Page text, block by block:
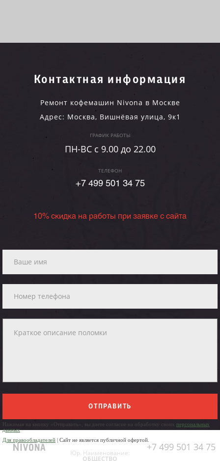
Контактная информация
Ремонт кофемашин Nivona в Москве
Адрес: Москва, Вишнёвая улица, 9к1
ГРАФИК РАБОТЫ
ПН-ВC c 9.00 до 22.00
ТЕЛЕФОН
+7 499 501 34 75
10% скидка на работы при заявке с сайта
ОТПРАВИТЬ
Нажимая на кнопку «Отправить», вы даете согласие на обработку своих персональных
данных
Для правообладателей | Сайт не является публичной офертой.
+7 499 501 34 75
Юр. Наименование:
ОБЩЕСТВО